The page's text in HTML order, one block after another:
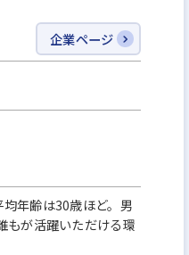
企業ページ
年齢は30歳ほど。男
もが活躍いただける環